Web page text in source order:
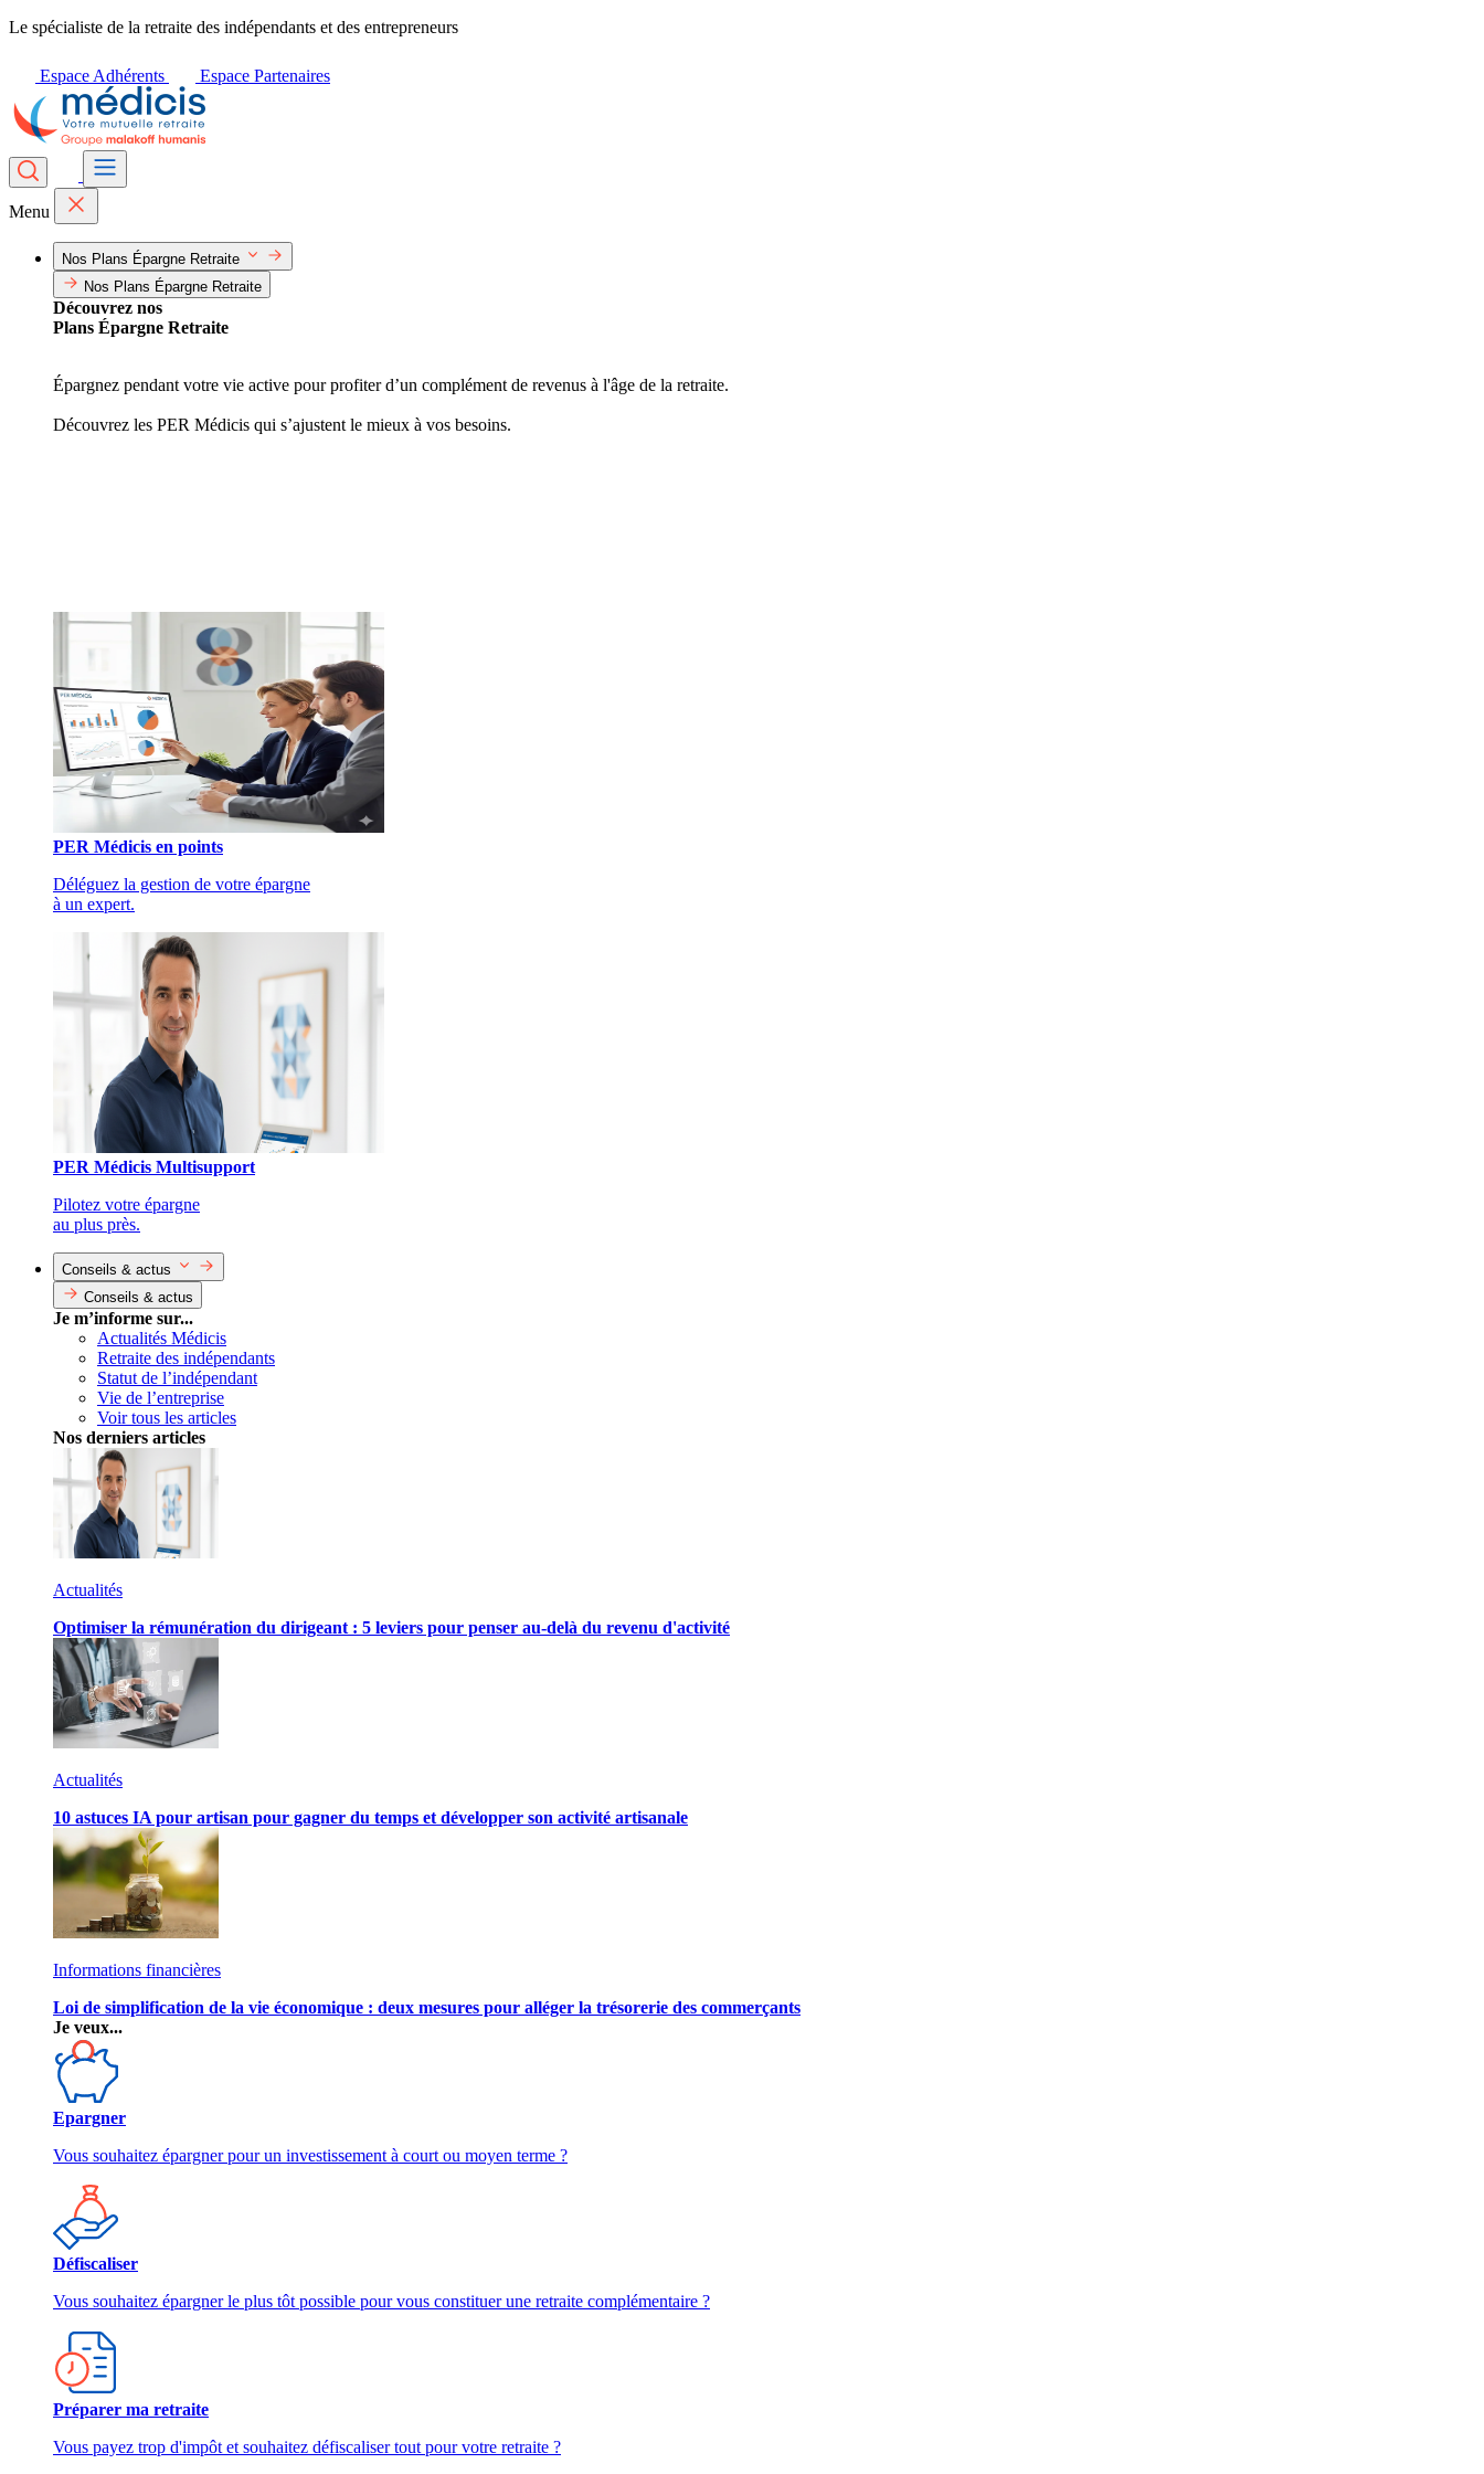
Le spécialiste de la retraite des indépendants et des entrepreneurs
Espace Adhérents Espace Partenaires
Menu
Nos Plans Épargne Retraite
Nos Plans Épargne Retraite
Découvrez nos
Plans Épargne Retraite
Épargnez pendant votre vie active pour profiter d’un complément de revenus à l'âge de la retraite.
Découvrez les PER Médicis qui s’ajustent le mieux à vos besoins.
PER Médicis en points
Déléguez la gestion de votre épargne
à un expert.
PER Médicis Multisupport
Pilotez votre épargne
au plus près.
Conseils & actus
Conseils & actus
Je m’informe sur...
Actualités Médicis
Retraite des indépendants
Statut de l’indépendant
Vie de l’entreprise
Voir tous les articles
Nos derniers articles
Actualités
Optimiser la rémunération du dirigeant : 5 leviers pour penser au-delà du revenu d'activité
Actualités
10 astuces IA pour artisan pour gagner du temps et développer son activité artisanale
Informations financières
Loi de simplification de la vie économique : deux mesures pour alléger la trésorerie des commerçants
Je veux...
Epargner
Vous souhaitez épargner pour un investissement à court ou moyen terme ?
Défiscaliser
Vous souhaitez épargner le plus tôt possible pour vous constituer une retraite complémentaire ?
Préparer ma retraite
Vous payez trop d'impôt et souhaitez défiscaliser tout pour votre retraite ?